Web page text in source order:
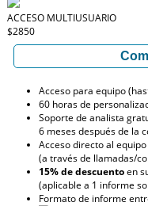
ACCESO MULTIUSUARIO
$2850
Acceso para equipo
60 horas de
Soporte de analista
6 meses después de la
Acceso directo al
(a través de llamadas/
15% de descuentoen
(aplicable a 1 informe
Formato de informe